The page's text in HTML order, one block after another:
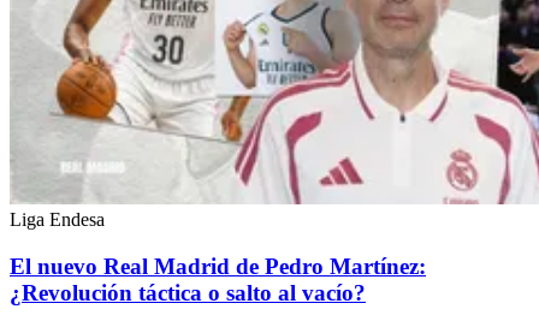
Liga Endesa
El nuevo Real Madrid de Pedro Martínez:
¿Revolución táctica o salto al vacío?